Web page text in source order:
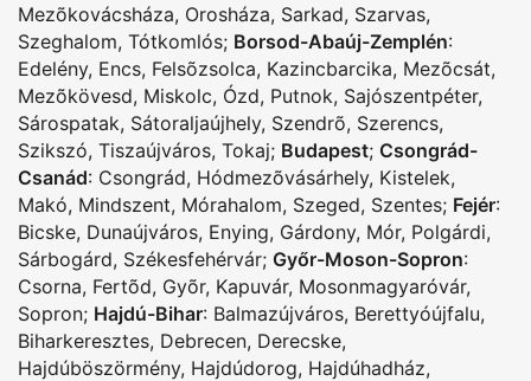
Mezõkovácsháza, Orosháza, Sarkad, Szarvas,
Szeghalom, Tótkomlós; Borsod-Abaúj-Zemplén:
Edelény, Encs, Felsõzsolca, Kazincbarcika, Mezõcsát,
Mezõkövesd, Miskolc, Ózd, Putnok, Sajószentpéter,
Sárospatak, Sátoraljaújhely, Szendrõ, Szerencs,
Szikszó, Tiszaújváros, Tokaj; Budapest; Csongrád-
Csanád: Csongrád, Hódmezõvásárhely, Kistelek,
Makó, Mindszent, Mórahalom, Szeged, Szentes; Fejér:
Bicske, Dunaújváros, Enying, Gárdony, Mór, Polgárdi,
Sárbogárd, Székesfehérvár; Győr-Moson-Sopron:
Csorna, Fertõd, Gyõr, Kapuvár, Mosonmagyaróvár,
Sopron; Hajdú-Bihar: Balmazújváros, Berettyóújfalu,
Biharkeresztes, Debrecen, Derecske,
Hajdúböszörmény, Hajdúdorog, Hajdúhadház,